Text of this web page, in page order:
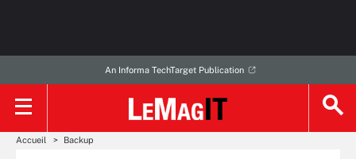
An Informa TechTarget Publication
Accueil Backup